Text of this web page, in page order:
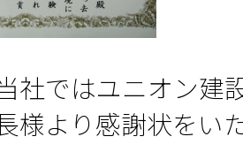
社ではユニオン
様より感謝状をい